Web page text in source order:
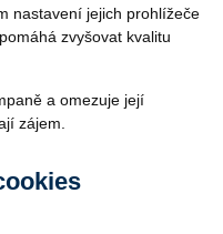
nastavení jejich prohlížeče
zvyšovat kvalitu
a omezuje její
zájem.